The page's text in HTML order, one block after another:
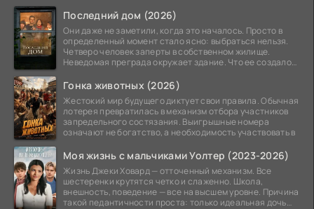
Последний дом (2026)
Они даже не заметили, когда это началось. Просто в
определенный момент стало ясно: выбраться нельзя.
Четверо человек заперты в собственном жилище.
Неведомая преграда окружает здание. Что ее создало
Гонка животных (2026)
Жестокий мир будущего диктует свои правила. Обычная
лотерея превратилась в механизм отбора участников
запредельного состязания. Выигрышные номера
означают не богатство, а необходимость участвовать в
Моя жизнь с мальчиками Уолтер (2023-2026)
Жизнь Джеки Ховард — отточенный механизм. Все
шестеренки крутятся четко и слаженно. Школа,
внешность, поведение — все на высшем уровне. Причина
такой педантичности проста: только идеальная дочь